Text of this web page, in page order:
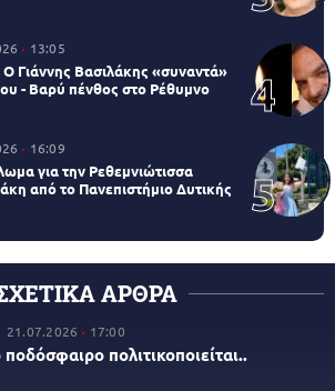
13:05
Γιάννης Βασιλάκης «συναντά»
- Βαρύ πένθος στο Ρέθυμνο
16:09
για την Ρεθεμνιώτισσα
από το Πανεπιστήμιο Δυτικής
ΑΡΘΡΑ
21.07.2026 17:00
πολιτικοποιείται..